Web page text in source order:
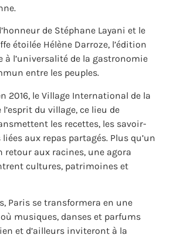
de Stéphane Layani et le
étoilée Hélène Darroze, l’édition
à l’universalité de la gastronomie
entre les peuples.
2016, le Village International de la
du village, ce lieu de
les recettes, les savoir-
aux repas partagés. Plus qu’un
aux racines, une agora
cultures, patrimoines et
Paris se transformera en une
musiques, danses et parfums
et d’ailleurs inviteront à la